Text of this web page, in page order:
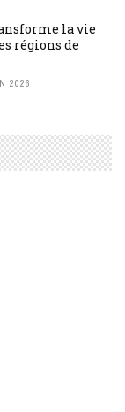
la vie
régions de
2026